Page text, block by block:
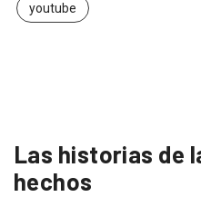
youtube
Las historias de
hechos